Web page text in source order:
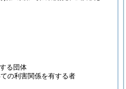
る団体
の利害関係を有する者